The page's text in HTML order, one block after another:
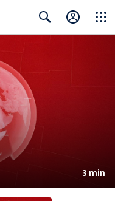
3 min